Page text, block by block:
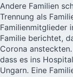
Andere Familien
Trennung als
Familienmitglieder
Familie berichtet,
Corona
dass es ins
Ungarn. Eine